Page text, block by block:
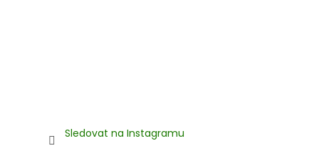
Sledovat na Instagramu